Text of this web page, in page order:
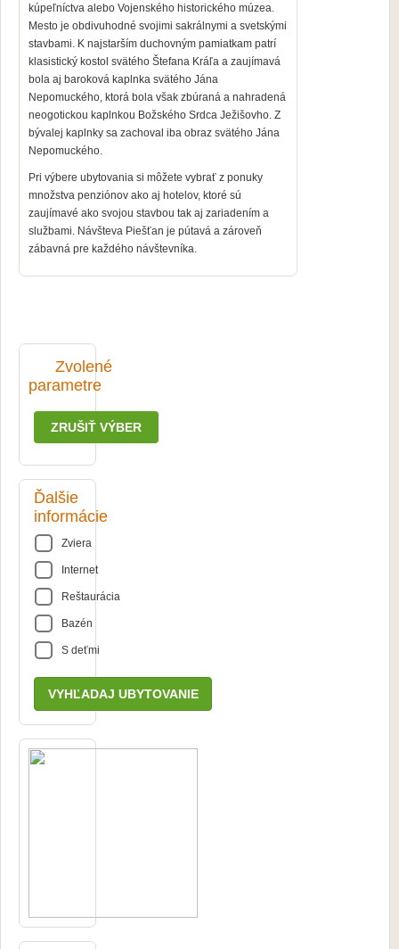
kúpeľníctva alebo Vojenského historického múzea.
Mesto je obdivuhodné svojimi sakrálnymi a svetskými
stavbami. K najstarším duchovným pamiatkam patrí
klasistický kostol svätého Štefana Kráľa a zaujímavá
bola aj baroková kaplnka svätého Jána
Nepomuckého, ktorá bola však zbúraná a nahradená
neogotickou kaplnkou Božského Srdca Ježišovho. Z
bývalej kaplnky sa zachoval iba obraz svätého Jána
Nepomuckého.
Pri výbere ubytovania si môžete vybrať z ponuky
množstva penziónov ako aj hotelov, ktoré sú
zaujímavé ako svojou stavbou tak aj zariadením a
službami. Návšteva Piešťan je pútavá a zároveň
zábavná pre každého návštevníka.
Zvolené
parametre
ZRUŠIŤ VÝBER
Ďalšie
informácie
Zviera
Internet
Reštaurácia
Bazén
S deťmi